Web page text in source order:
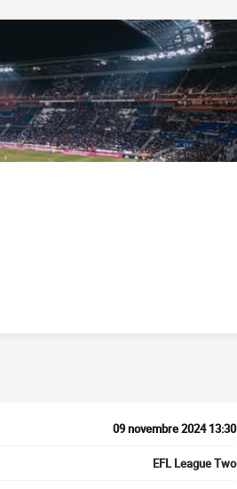
09 novembre 2024 13:30
EFL League Two